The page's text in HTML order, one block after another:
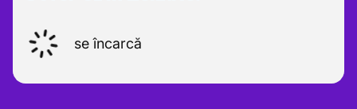
se încarcă